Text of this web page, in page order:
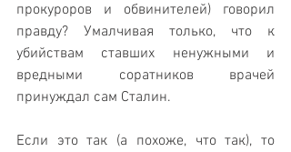
прокуроров и обвинителей) говорил
правду? Умалчивая только, что к
убийствам ставших ненужными и
вредными соратников врачей
принуждал сам Сталин.
Если это так (а похоже, что так), то